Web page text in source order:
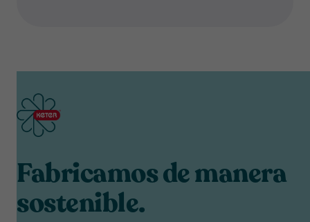
Fabricamos de manera
sostenible.